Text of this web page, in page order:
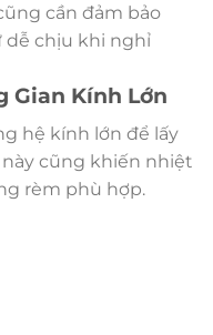
cần đảm bảo
dễ chịu khi nghỉ
Gian Kính Lớn
hệ kính lớn để lấy
cũng khiến nhiệt
rèm phù hợp.